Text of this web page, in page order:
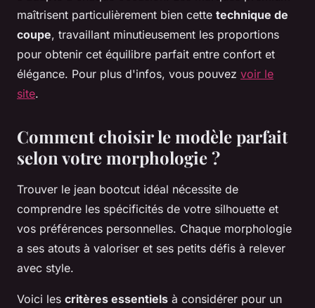
maîtrisent particulièrement bien cette technique de
coupe, travaillant minutieusement les proportions
pour obtenir cet équilibre parfait entre confort et
élégance. Pour plus d'infos, vous pouvez voir le
site.
Comment choisir le modèle parfait
selon votre morphologie ?
Trouver le jean bootcut idéal nécessite de
comprendre les spécificités de votre silhouette et
vos préférences personnelles. Chaque morphologie
a ses atouts à valoriser et ses petits défis à relever
avec style.
Voici les critères essentiels à considérer pour un